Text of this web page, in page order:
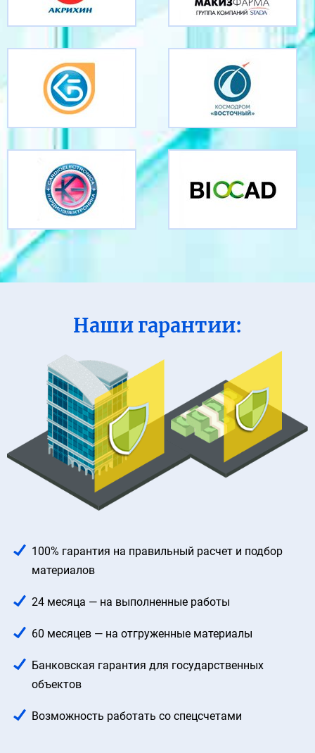
Наши гарантии:
100% гарантия на правильный расчет и подбор
материалов
24 месяца — на выполненные работы
60 месяцев — на отгруженные материалы
Банковская гарантия для государственных
объектов
Возможность работать со спецсчетами